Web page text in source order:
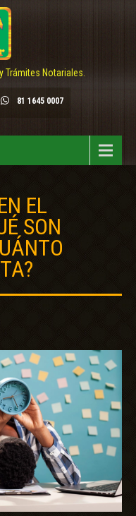
Trámites Notariales.
81 1645 0007
EL
SON